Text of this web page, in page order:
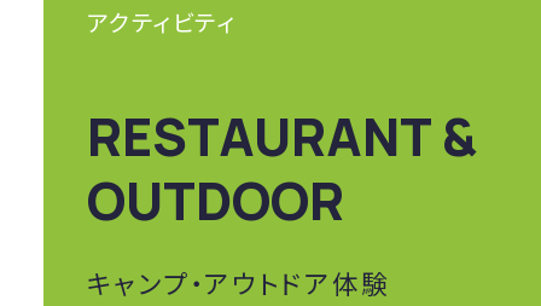
アクティビティ
RESTAURANT &
OUTDOOR
キャンプ・アウトドア体験